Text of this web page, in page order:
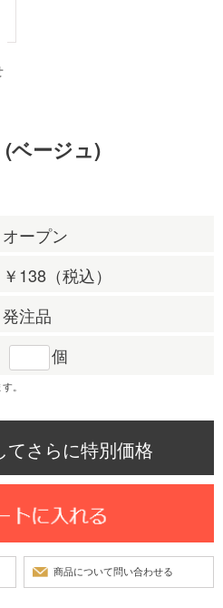
ベージュ)
オープン
￥138（税込）
発注品
個
。
てさらに特別価格